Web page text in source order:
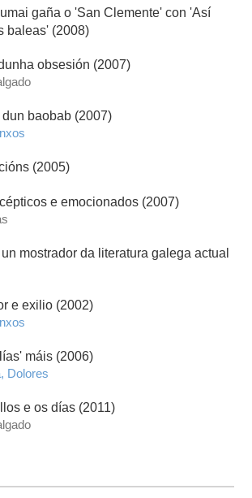
gaña o 'San Clemente' con 'Así
baleas' (2008)
obsesión (2007)
baobab (2007)
(2005)
e emocionados (2007)
mostrador da literatura galega actual
e exilio (2002)
máis (2006)
Dolores
e os días (2011)